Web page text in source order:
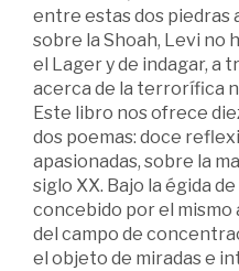
entre estas dos piedras
sobre la Shoah, Levi no
el Lager y de indagar, a
acerca de la terrorífica
Este libro nos ofrece
dos poemas: doce
apasionadas, sobre la
siglo XX. Bajo la égida
concebido por el mismo
del campo de
el objeto de miradas e